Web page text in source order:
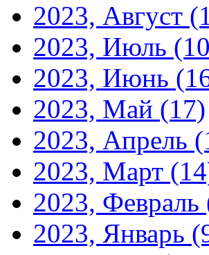
2023, Август
2023, Июль
2023, Июнь
2023, Май (17)
2023, Апрель
2023, Март
2023, Февраль
2023, Январь